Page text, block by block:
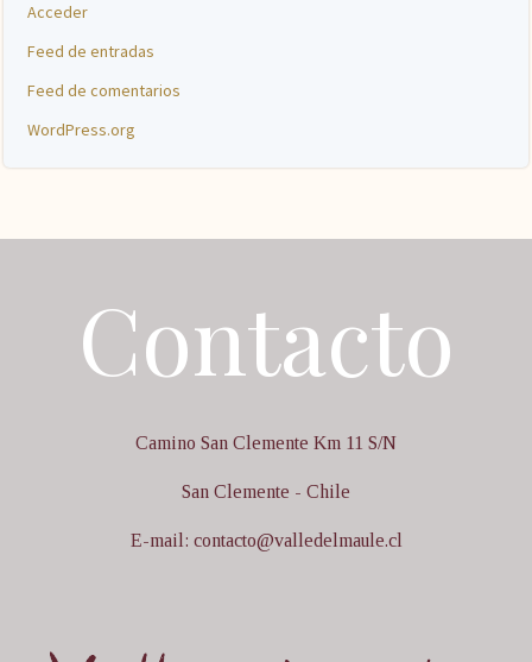
Acceder
Feed de entradas
Feed de comentarios
WordPress.org
Contacto
Camino San Clemente Km 11 S/N
San Clemente - Chile
E-mail: contacto@valledelmaule.cl